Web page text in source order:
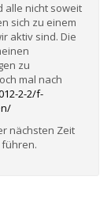
alle nicht soweit
sich zu einem
aktiv sind. Die
zu
mal nach
2-2/f-
nächsten Zeit